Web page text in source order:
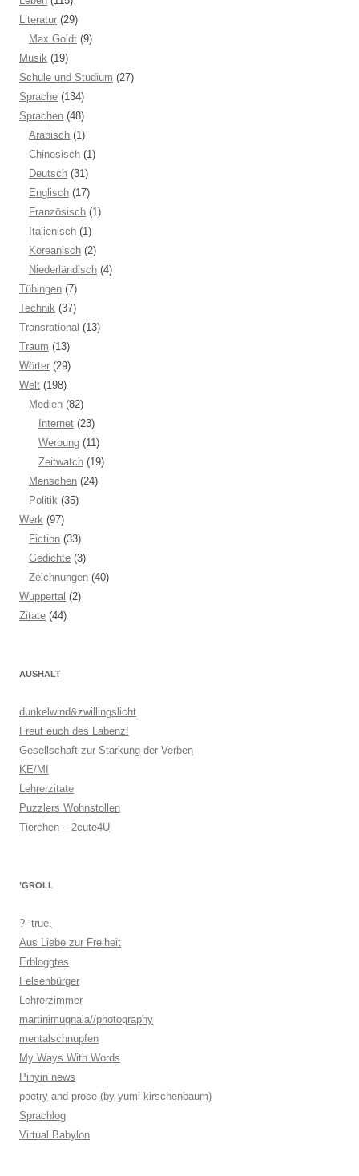
Literatur (29)
Max Goldt (9)
Musik (19)
Schule und Studium (27)
Sprache (134)
Sprachen (48)
Arabisch (1)
Chinesisch (1)
Deutsch (31)
Englisch (17)
Französisch (1)
Italienisch (1)
Koreanisch (2)
Niederländisch (4)
Tübingen (7)
Technik (37)
Transrational (13)
Traum (13)
Wörter (29)
Welt (198)
Medien (82)
Internet (23)
Werbung (11)
Zeitwatch (19)
Menschen (24)
Politik (35)
Werk (97)
Fiction (33)
Gedichte (3)
Zeichnungen (40)
Wuppertal (2)
Zitate (44)
AUSHALT
dunkelwind&zwillingslicht
Freut euch des Labenz!
Gesellschaft zur Stärkung der Verben
KE/MI
Lehrerzitate
Puzzlers Wohnstollen
Tierchen – 2cute4U
’GROLL
?- true.
Aus Liebe zur Freiheit
Erbloggtes
Felsenbürger
Lehrerzimmer
martinimugnaia//photography
mentalschnupfen
My Ways With Words
Pinyin news
poetry and prose (by yumi kirschenbaum)
Sprachlog
Virtual Babylon